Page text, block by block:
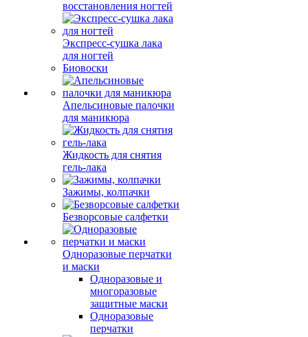
восстановления ногтей
Экспресс-сушка лака
для ногтей
Биовоски
Апельсиновые палочки
для маникюра
Жидкость для снятия
гель-лака
Зажимы, колпачки
Безворсовые салфетки
Одноразовые перчатки
и маски
Одноразовые и
многоразовые
защитные маски
Одноразовые
перчатки